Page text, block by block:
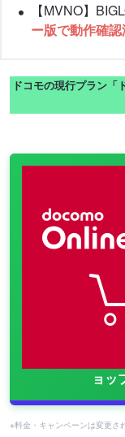
【MVNO】
ー版で動作確
ドコモの現行プラン「
ョッ
※料金・キャンペーンは変更さ